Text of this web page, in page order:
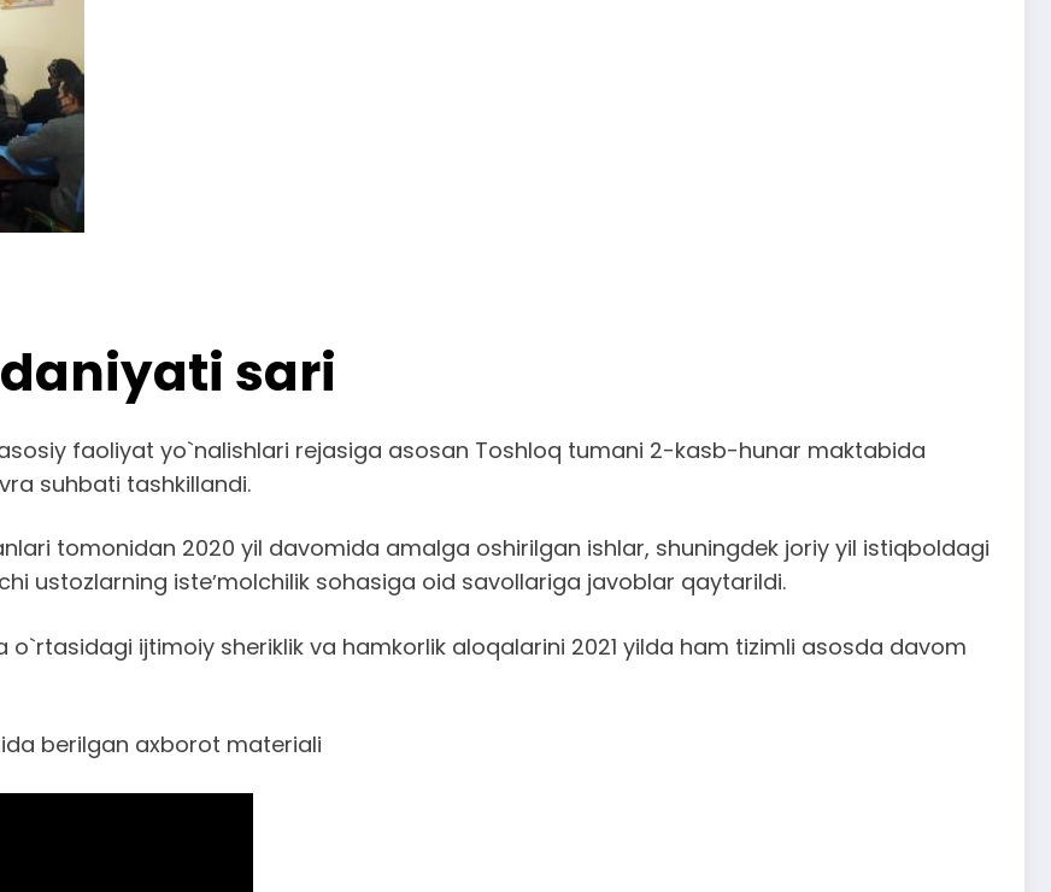
sari
faoliyat yo`nalishlari rejasiga asosan Toshloq tumani 2-kasb-hunar maktabida
suhbati tashkillandi.
tomonidan 2020 yil davomida amalga oshirilgan ishlar, shuningdek joriy yil istiqboldagi
ustozlarning isteʼmolchilik sohasiga oid savollariga javoblar qaytarildi.
ijtimoiy sheriklik va hamkorlik aloqalarini 2021 yilda ham tizimli asosda davom
berilgan axborot materiali